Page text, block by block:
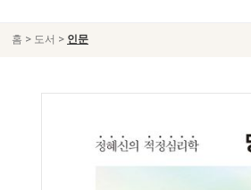
홈 > 도서 > 인문